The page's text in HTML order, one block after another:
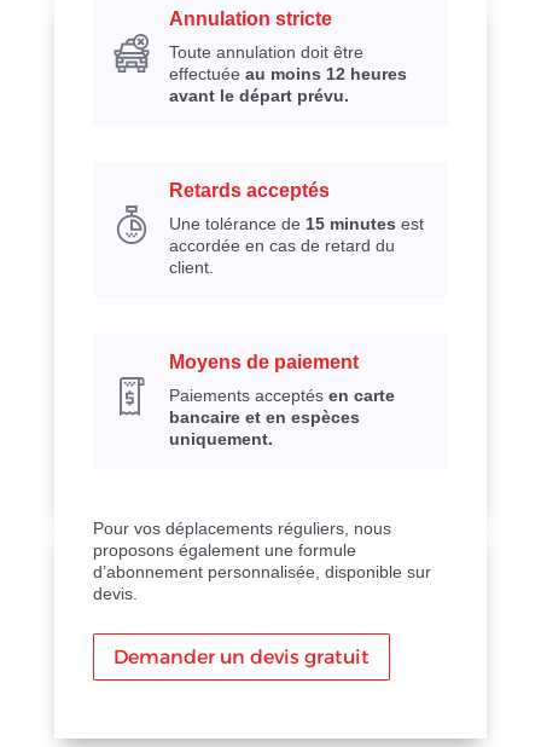
Annulation stricte
Toute annulation doit être
effectuée au moins 12 heures
avant le départ prévu.
Retards acceptés
Une tolérance de 15 minutes est
accordée en cas de retard du
client.
Moyens de paiement
Paiements acceptés en carte
bancaire et en espèces
uniquement.
Pour vos déplacements réguliers, nous
proposons également une formule
d’abonnement personnalisée, disponible sur
devis.
Demander un devis gratuit